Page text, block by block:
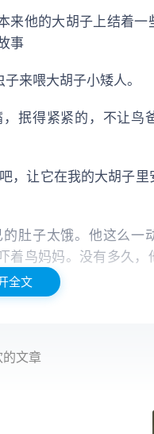
来他的大胡子上结着一
事
来喂大胡子小矮人。
抿得紧紧的，不让鸟
，让它在我的大胡子
肚子太饿。他这么一
着鸟妈妈。没有多久，
到这个美好的世界！”
着第五只！
全文
的文章